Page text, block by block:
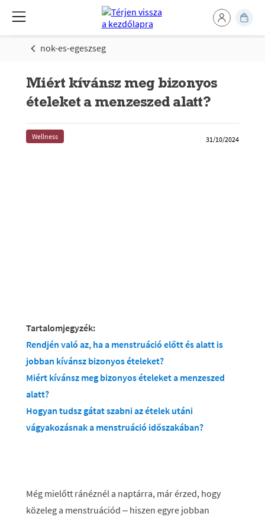
nok-es-egeszseg
Miért kívánsz meg bizonyos
ételeket a menzeszed alatt?
Wellness 31/10/2024
Tartalomjegyzék:
Rendjén való az, ha a menstruáció előtt és alatt is
jobban kívánsz bizonyos ételeket?
Miért kívánsz meg bizonyos ételeket a menzeszed
alatt?
Hogyan tudsz gátat szabni az ételek utáni
vágyakozásnak a menstruáció időszakában?
Még mielőtt ránéznél a naptárra, már érzed, hogy
közeleg a menstruációd – hiszen egyre jobban